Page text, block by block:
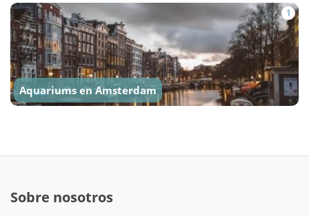
1
Aquariums en Amsterdam
Sobre nosotros